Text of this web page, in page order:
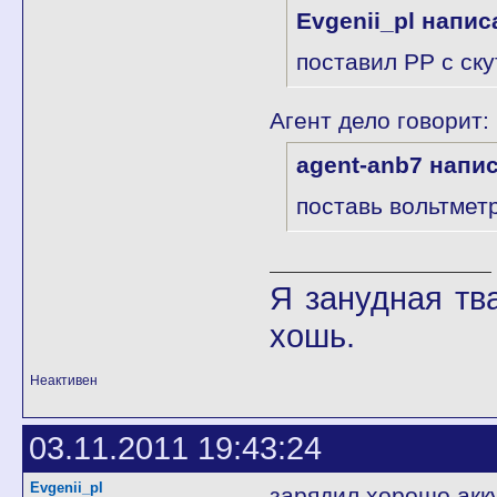
Evgenii_pl
поставил РР с
Агент дело говорит:
agent-anb7
поставь
Я занудная
хошь.
Неактивен
03.11.2011 19:43:24
Evgenii_pl